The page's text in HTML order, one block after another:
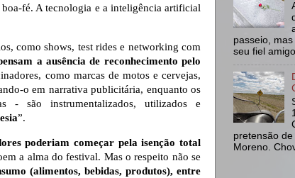
fé. A tecnologia e a inteligência artificial
como shows, test rides e networking com
a ausência de reconhecimento pelo
como marcas de motos e cervejas,
o em narrativa publicitária, enquanto os
- são instrumentalizados, utilizados e
”.
poderiam começar pela isenção total
a alma do festival. Mas o respeito não se
(alimentos, bebidas, produtos), entre
passeio,
seu fiel
pretensão
Moreno.